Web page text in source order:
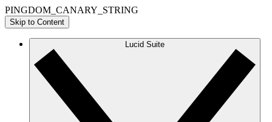
PINGDOM_CANARY_STRING
Skip to Content
Lucid Suite